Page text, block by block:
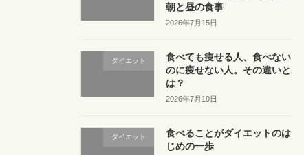
朝と昼の食事
2026年7月15日
ダイエット
食べても痩せる人、食べない
のに痩せない人。その違いと
は？
2026年7月10日
ダイエット
食べることがダイエットのは
じめの一歩